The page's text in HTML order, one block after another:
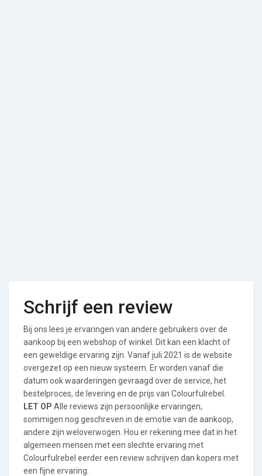
Schrijf een review
Bij ons lees je ervaringen van andere gebruikers over de
aankoop bij een webshop of winkel. Dit kan een klacht of
een geweldige ervaring zijn. Vanaf juli 2021 is de website
overgezet op een nieuw systeem. Er worden vanaf die
datum ook waarderingen gevraagd over de service, het
bestelproces, de levering en de prijs van Colourfulrebel.
LET OP Alle reviews zijn persoonlijke ervaringen,
sommigen nog geschreven in de emotie van de aankoop,
andere zijn weloverwogen. Hou er rekening mee dat in het
algemeen mensen met een slechte ervaring met
Colourfulrebel eerder een review schrijven dan kopers met
een fijne ervaring.